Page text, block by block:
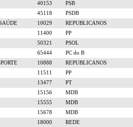
40153
PSB
45118
PSDB
10029
REPUBLICANOS
11400
PP
50321
PSOL
65444
PC do B
10888
REPUBLICANOS
11511
PP
13477
PT
15156
MDB
15555
MDB
15678
MDB
18000
REDE